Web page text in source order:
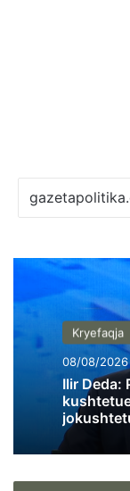
Kryefaqja
08/08/2026
Ilir Deda: